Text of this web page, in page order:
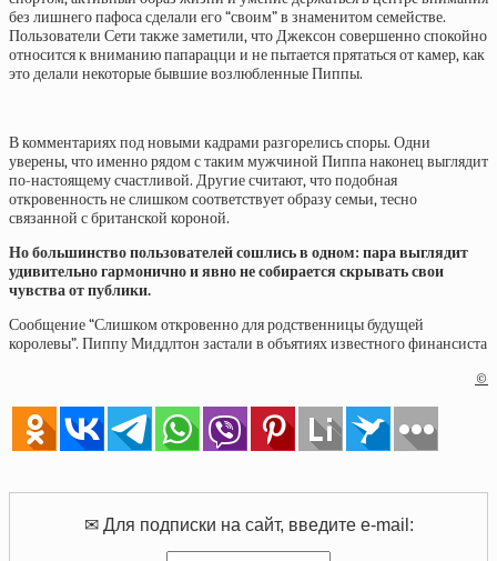
без лишнего пафоса сделали его “своим” в знаменитом семействе.
Пользователи Сети также заметили, что Джексон совершенно спокойно
относится к вниманию папарацци и не пытается прятаться от камер, как
это делали некоторые бывшие возлюбленные Пиппы.
В комментариях под новыми кадрами разгорелись споры. Одни
уверены, что именно рядом с таким мужчиной Пиппа наконец выглядит
по-настоящему счастливой. Другие считают, что подобная
откровенность не слишком соответствует образу семьи, тесно
связанной с британской короной.
Но большинство пользователей сошлись в одном: пара выглядит
удивительно гармонично и явно не собирается скрывать свои
чувства от публики.
Сообщение “Слишком откровенно для родственницы будущей
королевы”. Пиппу Миддлтон застали в объятиях известного финансиста
©
✉ Для подписки на сайт, введите e-mail: